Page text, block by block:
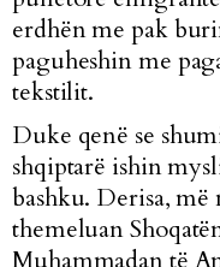
erdhën me pak
paguheshin me
tekstilit.
Duke qenë se
shqiptarë ishin
bashku. Derisa, më
themeluan
Muhammadan të